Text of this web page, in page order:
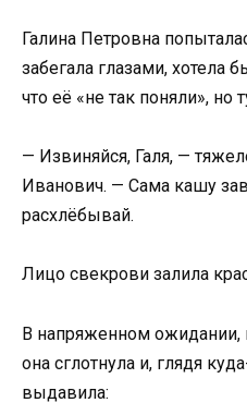
Галина Петровна
забегала глазами, хотела
что её «не так поняли», но
— Извиняйся, Галя, —
Иванович. — Сама кашу
расхлёбывай.
Лицо свекрови залила
В напряженном
она сглотнула и, глядя
выдавила: